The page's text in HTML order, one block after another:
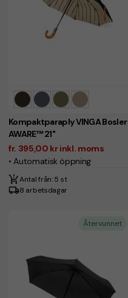
Kompaktparaply VINGA Bosler
AWARE™ 21"
fr. 395,00 kr inkl. moms
• Automatisk öppning
Antal från: 5 st
8 arbetsdagar
Återvunnet